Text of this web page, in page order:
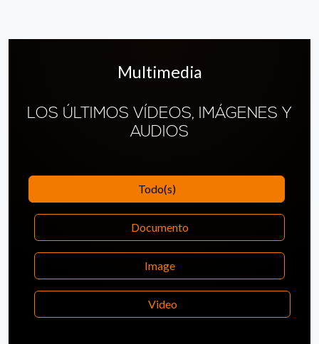
Multimedia
LOS ÚLTIMOS VÍDEOS, IMÁGENES Y
AUDIOS
Todo(s)
Documento
Image
Video